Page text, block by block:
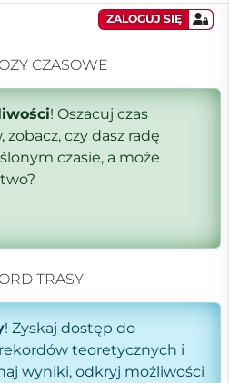
ZALOGUJ SIĘ
CZASOWE
! Oszacuj czas
czy dasz radę
czasie, a może
TRASY
! Zyskaj dostęp do
teoretycznych i
wyniki, odkryj możliwości